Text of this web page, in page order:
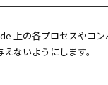
上の各プロセスやコ
ないようにします。